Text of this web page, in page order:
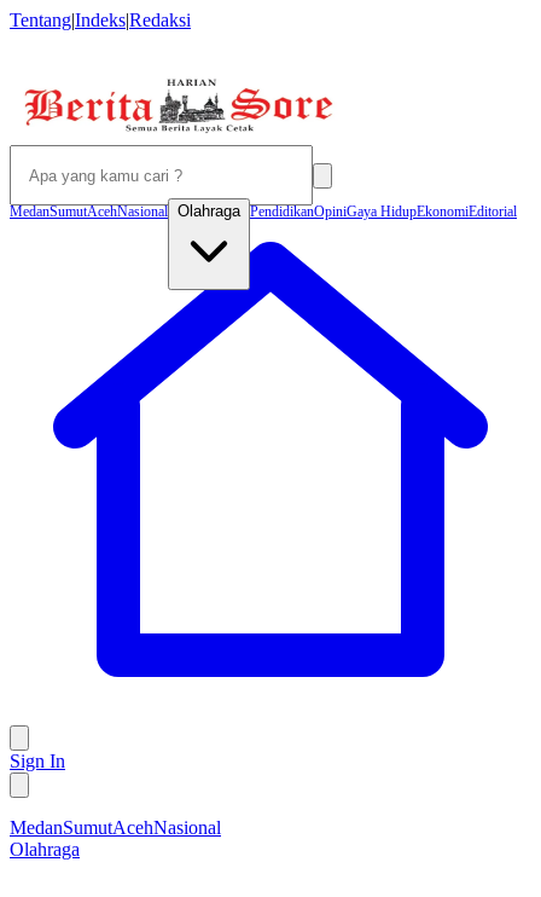
Tentang|Indeks|Redaksi
MedanSumutAcehNasional Olahraga PendidikanOpiniGaya HidupEkonomiEditorial
Sign In
MedanSumutAcehNasional
Olahraga